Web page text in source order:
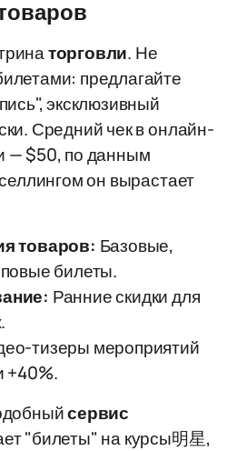
торговли. Не
предлагайте
эксклюзивный
Средний чек в онлайн-
— $50, по данным
он вырастает
товаров: Базовые,
билеты.
Ранние скидки для
.
тизеры мероприятий
+40%.
сервис
"билеты" на курсы明星,